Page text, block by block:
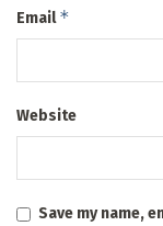
Email*
Website
Save my name,